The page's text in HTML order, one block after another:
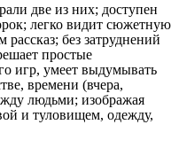
две из них; доступен
легко видит сюжетную
рассказ; без затруднений
простые
игр, умеет выдумывать
времени (вчера,
людьми; изображая
и туловищем, одежду,